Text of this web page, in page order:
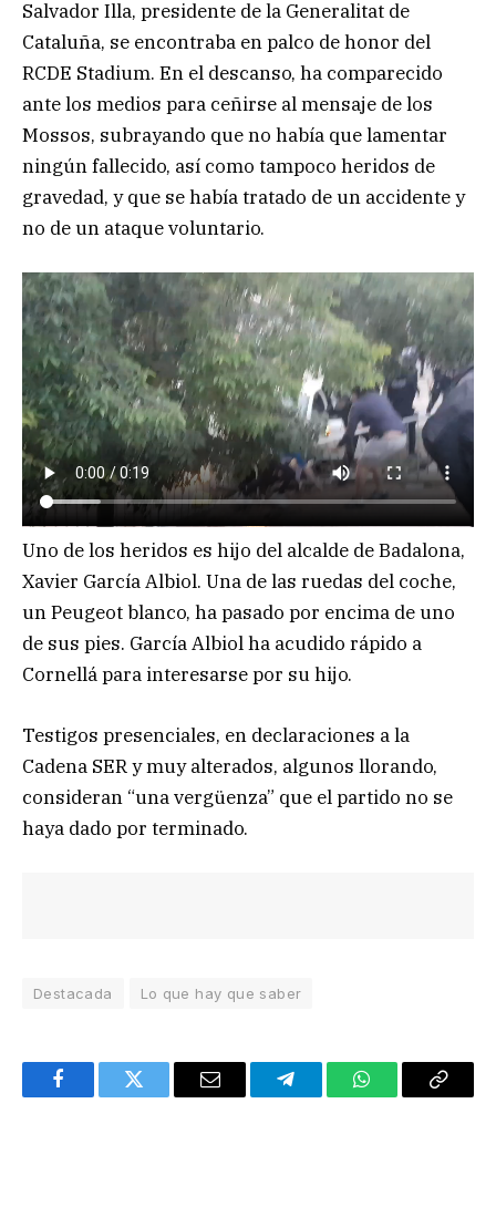
Salvador Illa, presidente de la Generalitat de
Cataluña, se encontraba en palco de honor del
RCDE Stadium. En el descanso, ha comparecido
ante los medios para ceñirse al mensaje de los
Mossos, subrayando que no había que lamentar
ningún fallecido, así como tampoco heridos de
gravedad, y que se había tratado de un accidente y
no de un ataque voluntario.
Uno de los heridos es hijo del alcalde de Badalona,
Xavier García Albiol. Una de las ruedas del coche,
un Peugeot blanco, ha pasado por encima de uno
de sus pies. García Albiol ha acudido rápido a
Cornellá para interesarse por su hijo.
Testigos presenciales, en declaraciones a la
Cadena SER y muy alterados, algunos llorando,
consideran “una vergüenza” que el partido no se
haya dado por terminado.
Destacada Lo que hay que saber
FacebookTwitter Email TelegramWhatsAppCopy